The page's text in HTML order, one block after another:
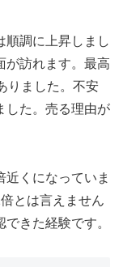
順調に上昇しまし
が訪れます。最高
りました。不安
した。売る理由が
くになっていま
とは言えません
きた経験です。